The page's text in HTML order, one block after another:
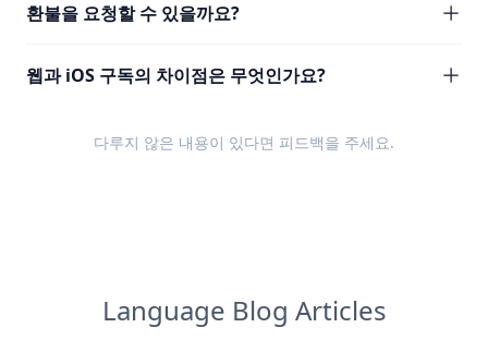
환불을 요청할 수 있을까요?
웹과 iOS 구독의 차이점은 무엇인가요?
다루지 않은 내용이 있다면 피드백을 주세요.
Language Blog Articles